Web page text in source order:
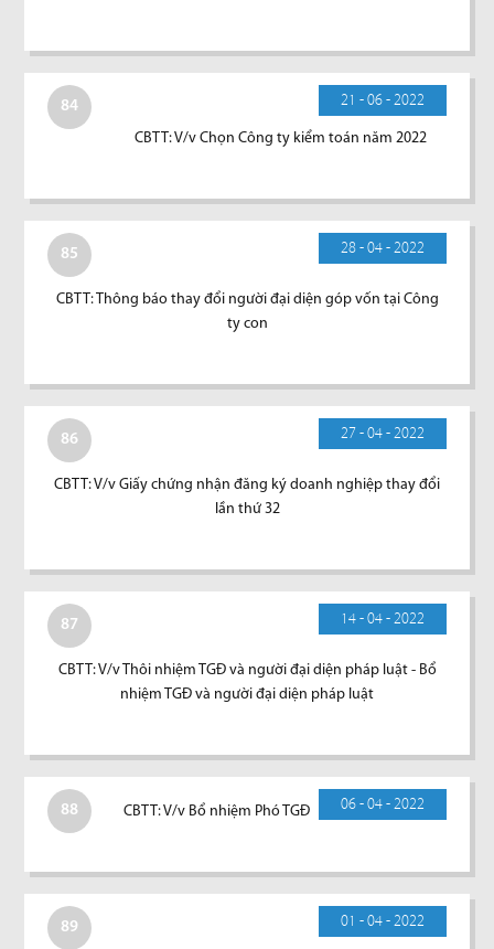
84 21 - 06 - 2022
CBTT: V/v Chọn Công ty kiểm toán năm 2022
85 28 - 04 - 2022
CBTT: Thông báo thay đổi người đại diện góp vốn tại Công
ty con
86 27 - 04 - 2022
CBTT: V/v Giấy chứng nhận đăng ký doanh nghiệp thay đổi
lần thứ 32
87 14 - 04 - 2022
CBTT: V/v Thôi nhiệm TGĐ và người đại diện pháp luật - Bổ
nhiệm TGĐ và người đại diện pháp luật
88 06 - 04 - 2022
CBTT: V/v Bổ nhiệm Phó TGĐ
89 01 - 04 - 2022